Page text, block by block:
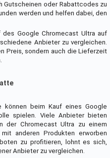
Gutscheinen oder Rabattcodes zu
werden und helfen dabei, den
Google Chromecast Ultra auf
Anbieter zu vergleichen.
Preis, sondern auch die Lieferzeit
können beim Kauf eines Google
spielen. Viele Anbieter bieten
der Chromecast Ultra zu einem
anderen Produkten erworben
zu profitieren, lohnt es sich,
Anbieter zu vergleichen.